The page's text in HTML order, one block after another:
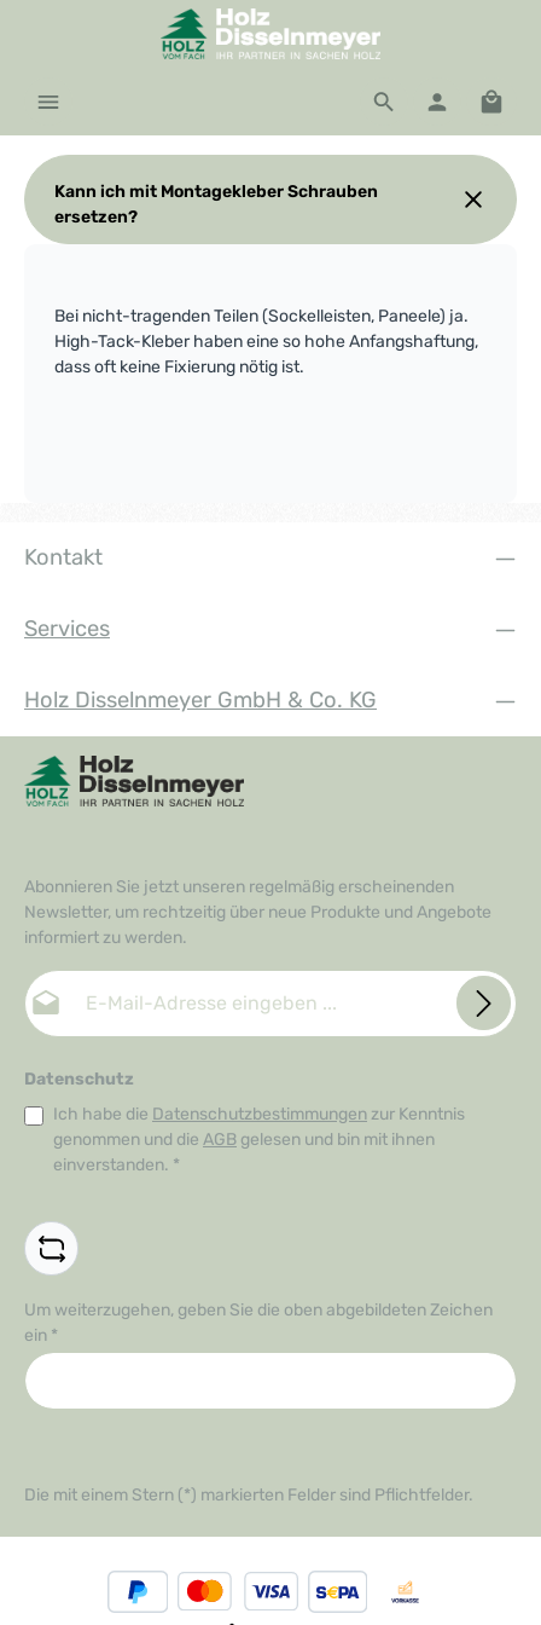
Zum Hauptinhalt springen
Kann ich mit Montagekleber Schrauben
ersetzen?
Bei nicht-tragenden Teilen (Sockelleisten, Paneele) ja.
High-Tack-Kleber haben eine so hohe Anfangshaftung,
dass oft keine Fixierung nötig ist.
Kontakt
Services
Holz Disselnmeyer GmbH & Co. KG
Abonnieren Sie jetzt unseren regelmäßig erscheinenden
Newsletter, um rechtzeitig über neue Produkte und Angebote
informiert zu werden.
E-Mail-Adresse*
Datenschutz
Ich habe die Datenschutzbestimmungen zur Kenntnis
genommen und die AGB gelesen und bin mit ihnen
einverstanden. *
Um weiterzugehen, geben Sie die oben abgebildeten Zeichen
ein *
Die mit einem Stern (*) markierten Felder sind Pflichtfelder.